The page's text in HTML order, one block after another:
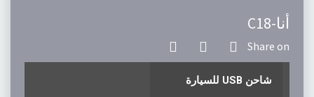
أنا-C18
شاحن USB للسيارة